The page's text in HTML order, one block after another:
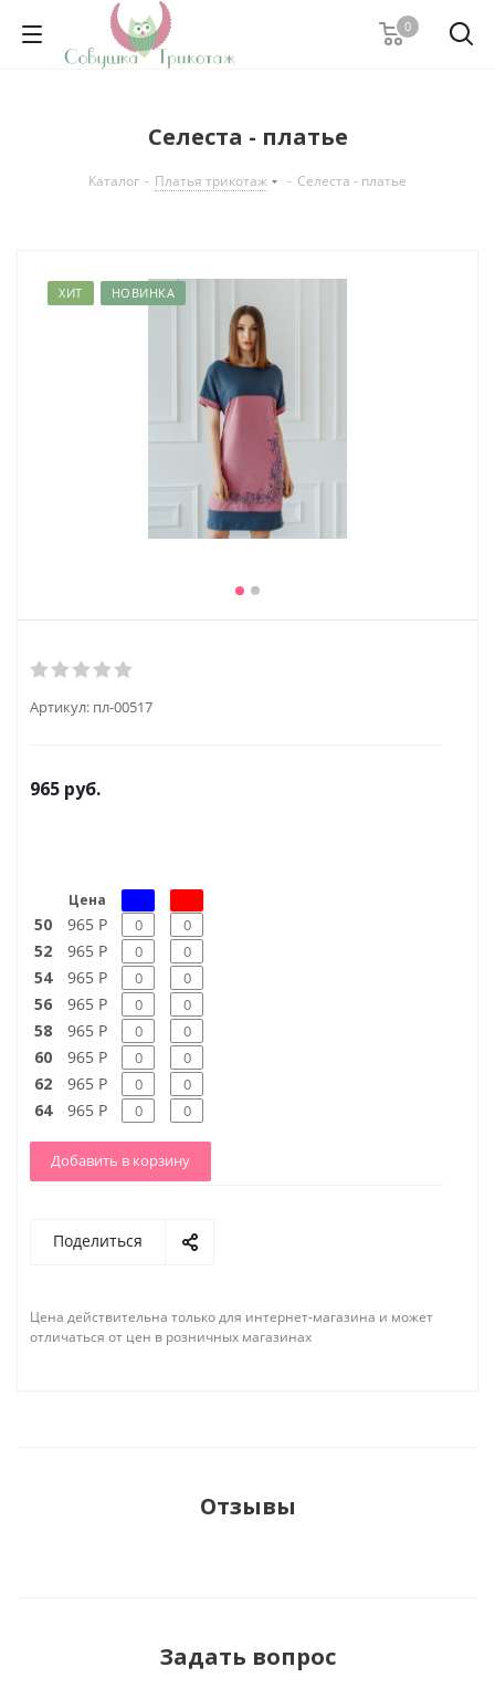
0
Селеста - платье
Каталог - Платья трикотаж - Селеста - платье
ХИТ НОВИНКА
Артикул: пл-00517
965 руб.
Цена
50
965 Р
52
965 Р
54
965 Р
56
965 Р
58
965 Р
60
965 Р
62
965 Р
64
965 Р
Добавить в корзину
Поделиться
Цена действительна только для интернет-магазина и может
отличаться от цен в розничных магазинах
Отзывы
Задать вопрос